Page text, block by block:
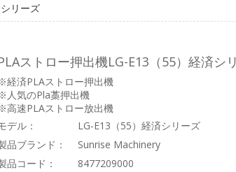
リーズ
ストロー押出機LG-E13（55）経済シ
経済PLAストロー押出機
人気のPla藁押出機
高速PLAストロー放出機
デル：
LG-E13（55）経済シリーズ
品ブランド：
Sunrise Machinery
品コード：
8477209000